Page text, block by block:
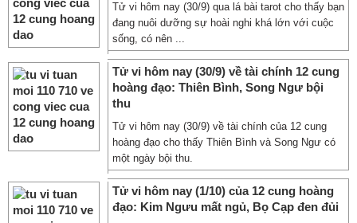
Tử vi hôm nay (30/9) qua lá bài tarot cho thấy bạn
đang nuôi dưỡng sự hoài nghi khá lớn với cuộc
sống, có nên ...
Tử vi hôm nay (30/9) về tài chính 12 cung
hoàng đạo: Thiên Bình, Song Ngư bội
thu
Tử vi hôm nay (30/9) về tài chính của 12 cung
hoàng đạo cho thấy Thiên Bình và Song Ngư có
một ngày bội thu.
Tử vi hôm nay (1/10) của 12 cung hoàng
đạo: Kim Ngưu mất ngủ, Bọ Cạp đen đủi